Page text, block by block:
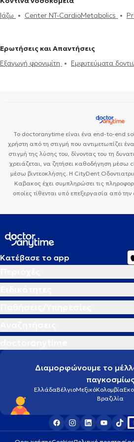
Ιάζω
Center NT-CardioMetabolics
Ερωτήσεις και Απαντήσεις
Εξαγωγή φρονιμίτη
Εμφυτεύματα
Το doctoranytime είναι ένα end-to-end
χρήστη από τη στιγμή που αντιμετωπίζει
στιγμή της λύσης του, δίνοντας του τη
χρειάζεται, να ζητήσει καθοδήγηση μέσω
μέσω βιντεοκλήσης. Η CityDent
Καβακος έχει συμπληρώσει τις
οποίες τίθενται υπό επεξεργασία από
Κατέβασε το app
Διαμορφώνουμε το
παγκοσμίως
ΕλλάδαΒέλγιοΜεξικόΚολομβία
Βραζιλία